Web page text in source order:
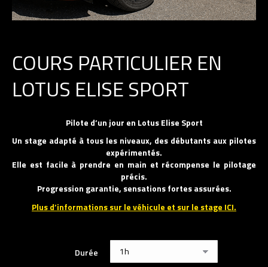
COURS PARTICULIER EN
LOTUS ELISE SPORT
Pilote d’un jour en Lotus Elise Sport
Un stage adapté à tous les niveaux, des débutants aux pilotes
expérimentés.
Elle est facile à prendre en main et récompense le pilotage
précis.
Progression garantie, sensations fortes assurées.
Plus d’informations sur le véhicule et sur le stage ICI.
Durée